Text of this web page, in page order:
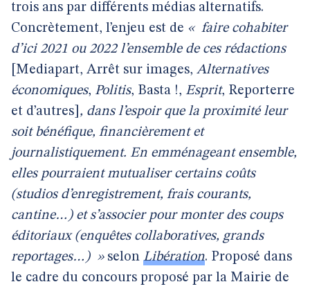
trois ans par différents médias alternatifs.
Concrètement, l’enjeu est de « faire cohabiter
d’ici 2021 ou 2022 l’ensemble de ces rédactions
[Mediapart, Arrêt sur images, Alternatives
économiques, Politis, Basta !, Esprit, Reporterre
et d’autres] , dans l’espoir que la proximité leur
soit bénéfique, financièrement et
journalistiquement. En emménageant ensemble,
elles pourraient mutualiser certains coûts
(studios d’enregistrement, frais courants,
cantine…) et s’associer pour monter des coups
éditoriaux (enquêtes collaboratives, grands
reportages…) »selon Libération. Proposé dans
le cadre du concours proposé par la Mairie de